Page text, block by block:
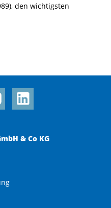
den wichtigsten
& Co KG